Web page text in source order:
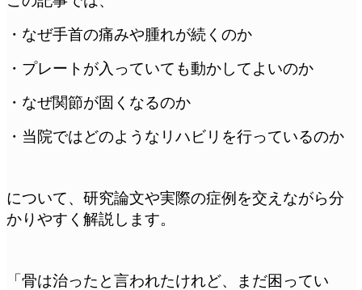
・なぜ手首の痛みや腫れが続くのか
・プレートが入っていても動かしてよいのか
・なぜ関節が固くなるのか
・当院ではどのようなリハビリを行っているのか
について、研究論文や実際の症例を交えながら分
かりやすく解説します。
「骨は治ったと言われたけれど、まだ困ってい